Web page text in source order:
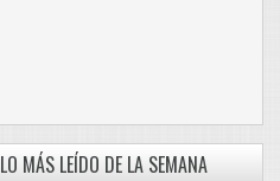
LO MÁS LEÍDO DE LA SEMANA